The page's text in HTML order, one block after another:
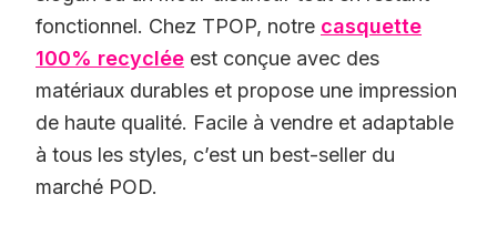
fonctionnel. Chez TPOP, notre casquette
100% recyclée est conçue avec des
matériaux durables et propose une impression
de haute qualité. Facile à vendre et adaptable
à tous les styles, c’est un best-seller du
marché POD.